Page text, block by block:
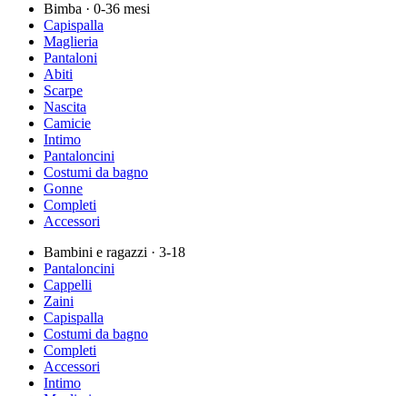
Bimba · 0-36 mesi
Capispalla
Maglieria
Pantaloni
Abiti
Scarpe
Nascita
Camicie
Intimo
Pantaloncini
Costumi da bagno
Gonne
Completi
Accessori
Bambini e ragazzi · 3-18
Pantaloncini
Cappelli
Zaini
Capispalla
Costumi da bagno
Completi
Accessori
Intimo